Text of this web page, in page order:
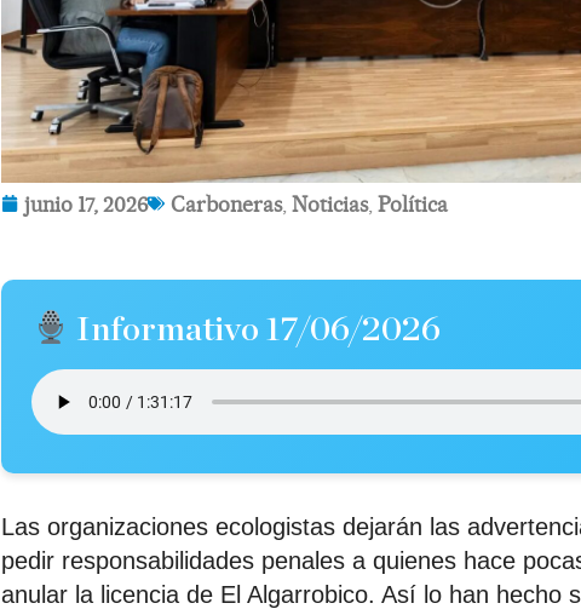
junio 17, 2026 Carboneras,Noticias,Política
Informativo 17/06/2026
Las organizaciones ecologistas dejarán las
pedir responsabilidades penales a quienes hace
anular la licencia de El Algarrobico. Así lo han hecho